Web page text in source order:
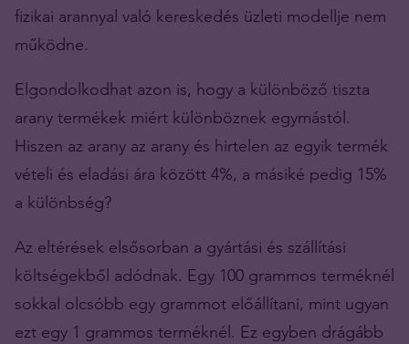
fizikai arannyal való kereskedés üzleti modellje nem
működne.
Elgondolkodhat azon is, hogy a különböző tiszta
arany termékek miért különböznek egymástól.
Hiszen az arany az arany és hirtelen az egyik termék
vételi és eladási ára között 4%, a másiké pedig 15%
a különbség?
Az eltérések elsősorban a gyártási és szállítási
költségekből adódnak. Egy 100 grammos terméknél
sokkal olcsóbb egy grammot előállítani, mint ugyan
ezt egy 1 grammos terméknél. Ez egyben drágább